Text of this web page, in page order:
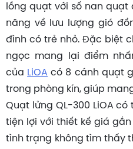
lồng quạt với số nan
năng về lưu lượng gió
đình có trẻ nhỏ. Đặc biệt
ngọc mang lại điểm
của LiOA có 8 cánh quạt
trong phòng kín, giúp
Quạt lửng QL-300 LiOA
tiện lợi với thiết kế giá
tình trạng không tìm thấy